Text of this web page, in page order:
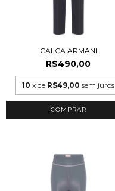
CALÇA ARMANI
R$490,00
10 x de R$49,00 sem juros
COMPRAR